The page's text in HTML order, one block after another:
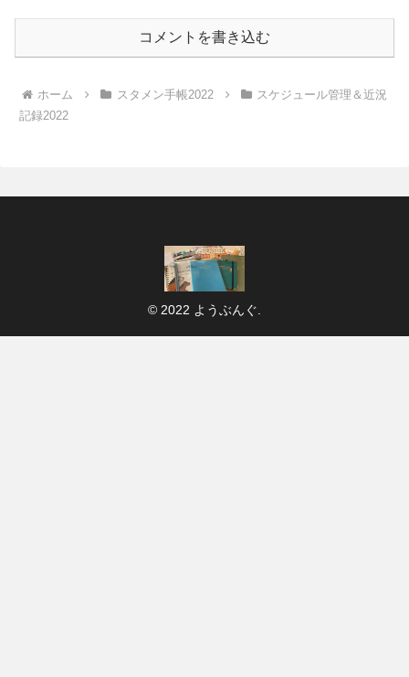
コメントを書き込む
ホーム スタメン手帳2022
スケジュール管理＆近況
記録2022
© 2022 ようぶんぐ.